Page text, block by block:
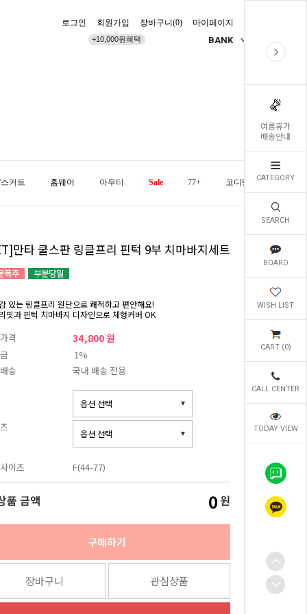
여름휴가
배송안내
CATEGORY
SEARCH
BOARD
WISH LIST
CART (0)
CALL CENTER
TODAY VIEW
로그인 회원가입
+10,000원혜택
장바구니(0) 마이페이지
BANK
커트 홈웨어 아우터 Sale 77+ 코디템 오늘발송
만타 쿨스판 링클프리 핀턱 9부 치마바지세트
있는 링클프리 원단으로 쾌적하고 편안해요!
핏과 핀턱 치마바지 디자인으로 체형커버 OK
격 34,800 원
1%
송
국내 배송 전용
이즈 F(44-77)
품 금액 0 원
구매하기
장바구니 관심상품